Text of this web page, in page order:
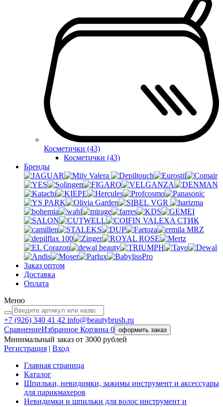
Косметички (43)
Косметички (43)
Бренды
Valera
VGR
VALEXA СТИК
MRZ
Заказ оптом
Доставка
Оплата
Меню
+7 (926) 340 41 42 info@beautybrush.ru
СравнениеИзбранное Корзина 0 оформить заказ
Минимальный заказ от 3000 рублей
Регистрация | Вход
Главная страница
Каталог
Шпильки, невидимки, зажимы инструмент и аксессуары
для парикмахеров
Невидимки и шпильки для волос инструмент и